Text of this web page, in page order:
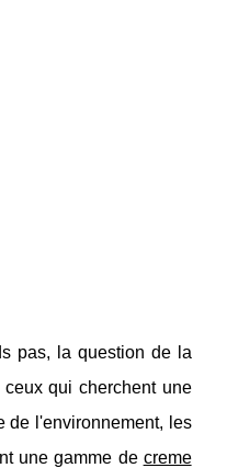
pas, la question de la
qui cherchent une
de l'environnement, les
une gamme de creme